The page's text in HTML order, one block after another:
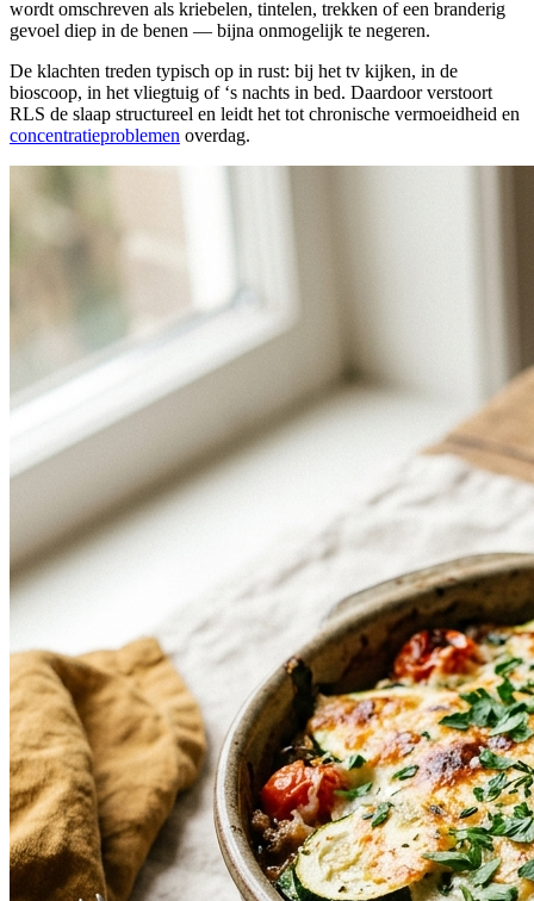
wordt omschreven als kriebelen, tintelen, trekken of een branderig
gevoel diep in de benen — bijna onmogelijk te negeren.
De klachten treden typisch op in rust: bij het tv kijken, in de
bioscoop, in het vliegtuig of ‘s nachts in bed. Daardoor verstoort
RLS de slaap structureel en leidt het tot chronische vermoeidheid en
concentratieproblemen overdag.